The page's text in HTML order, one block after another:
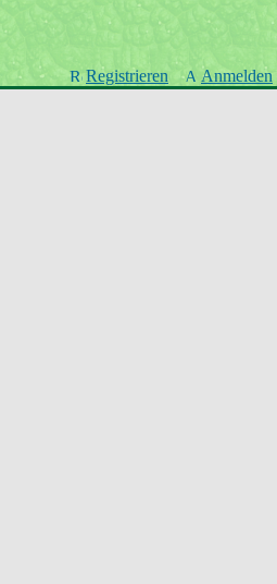
Registrieren Anmelden